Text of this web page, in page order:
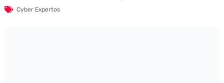
Cyber Expertos